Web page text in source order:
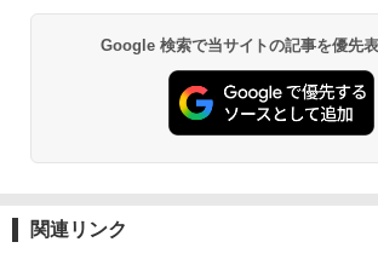
BUNDOK(バンドック)ソ
レーム ドーム型 テント
￥14,800
Google 検索で当サイトの記事を優先
関連リンク